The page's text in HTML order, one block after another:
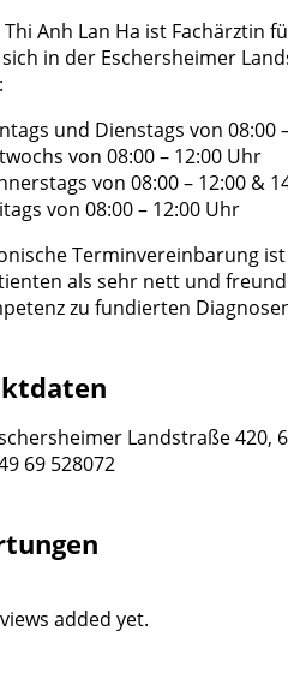
Thi Anh Lan Ha ist Fachärztin
in der Eschersheimer
und Dienstags von 08:00
von 08:00 – 12:00 Uhr
von 08:00 – 12:00 &
von 08:00 – 12:00 Uhr
Terminvereinbarung
als sehr nett und
zu fundierten
Landstraße 420,
69 528072
added yet.